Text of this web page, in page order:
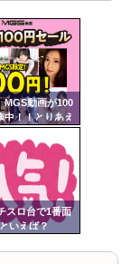
れるんだけどさ
でいいんだよ」
MGS動画が100
中！！とりあえ
ろｗｗｗｗｗ
スロ台で1番面
いえば？